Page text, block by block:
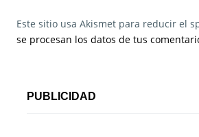
Este sitio usa Akismet para reducir el
se procesan los datos de tus
PUBLICIDAD